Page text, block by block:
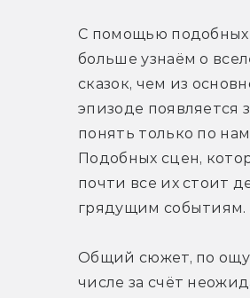
С помощью подобных
больше узнаём о
сказок, чем из
эпизоде появляется
понять только по
Подобных сцен,
почти все их стоит
грядущим событиям.
Общий сюжет, по
числе за счёт